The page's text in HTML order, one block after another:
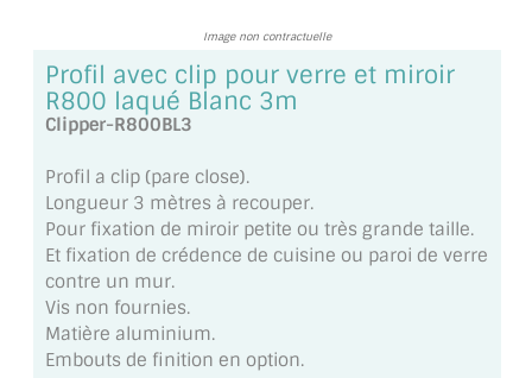
MIROIR VIEILLI
LOTS DE MIROIRS EN MOZAÏQUE
MIROIR POUR PORTE
MIROIR DE SALLE DE BAIN
MIROIR PAROI DE DOUCHE
Image non contractuelle
Profil avec clip pour verre et miroir
R800 laqué Blanc 3m
Clipper-R800BL3
Profil a clip (pare close).
Longueur 3 mètres à recouper.
Pour fixation de miroir petite ou très grande taille.
Et fixation de crédence de cuisine ou paroi de verre
contre un mur.
Vis non fournies.
Matière aluminium.
Embouts de finition en option.